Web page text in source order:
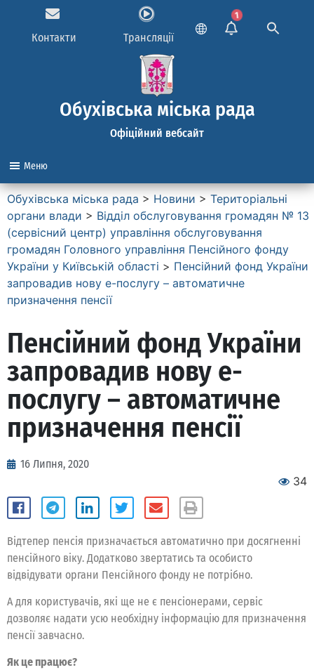
Контакти Трансляції
1
Обухівська міська рада
Офіційний вебсайт
Меню
Обухівська міська рада > Новини > Територіальні
органи влади > Вiддiл обслуговування громадян № 13
(сервiсний центр) управління обслуговування
громадян Головного управлiння Пенсiйного фонду
України у Київськiй областi > Пенсійний фонд України
запровадив нову е-послугу – автоматичне
призначення пенсії
Пенсійний фонд України
запровадив нову е-
послугу – автоматичне
призначення пенсії
16 Липня, 2020
34
Відтепер пенсія призначається автоматично при досягненні
пенсійного віку. Додатково звертатись та особисто
відвідувати органи Пенсійного фонду не потрібно.
А для користувачів, які ще не є пенсіонерами, сервіс
дозволяє надати усю необхідну інформацію для призначення
пенсії завчасно.
Як це працює?